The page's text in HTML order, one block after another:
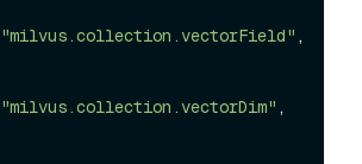
"milvus.collection.vectorField"
"milvus.collection.vectorDim"